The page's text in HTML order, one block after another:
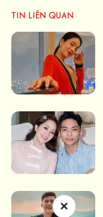
TIN LIÊN QUAN
×